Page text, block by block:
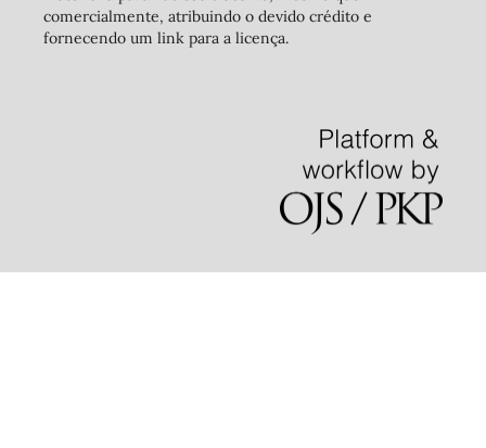
comercialmente, atribuindo o devido crédito e
fornecendo um link para a licença.